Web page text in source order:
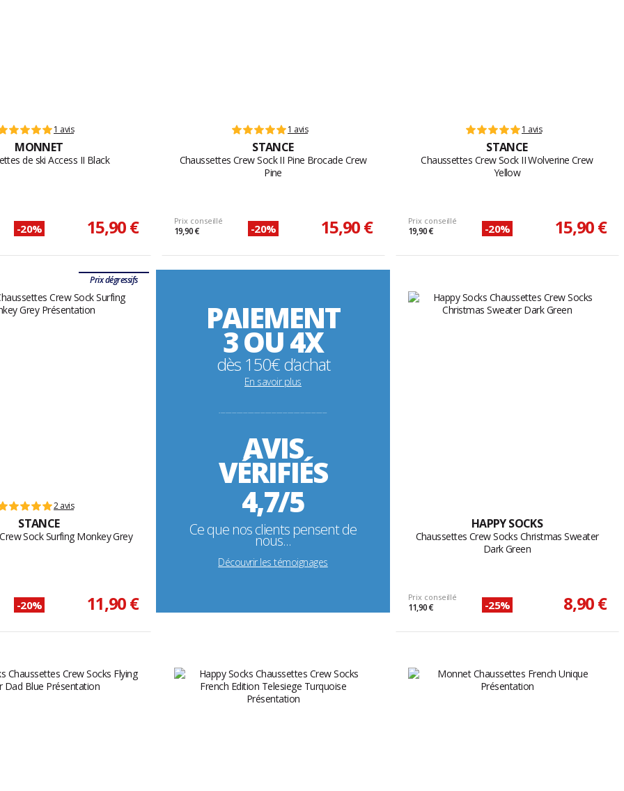
1 avis
MONNET
de ski Access II Black
-20% 15,90 €
1 avis
STANCE
Chaussettes Crew Sock II Pine Brocade Crew
Pine
Prix conseillé
19,90 € -20% 15,90 €
1 avis
STANCE
Chaussettes Crew Sock II Wolverine Crew
Yellow
Prix conseillé
19,90 € -20% 15,90 €
Prix dégressifs
2 avis
STANCE
Sock Surfing Monkey Grey
-20% 11,90 €
PAIEMENT
3 OU 4X
dès 150€ d’achat
En savoir plus
--------------------------------------------------------------------
AVIS
VÉRIFIÉS
4,7/5
Ce que nos clients pensent de
nous...
Découvrir les témoignages
HAPPY SOCKS
Chaussettes Crew Socks Christmas Sweater
Dark Green
Prix conseillé
11,90 € -25% 8,90 €